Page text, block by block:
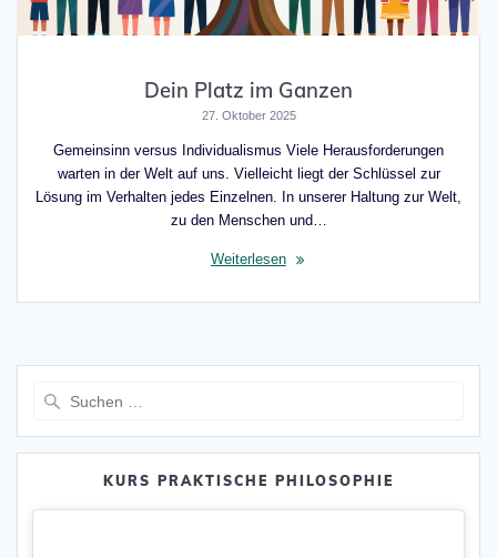
Dein Platz im Ganzen
27. Oktober 2025
Gemeinsinn versus Individualismus Viele Herausforderungen
warten in der Welt auf uns. Vielleicht liegt der Schlüssel zur
Lösung im Verhalten jedes Einzelnen. In unserer Haltung zur Welt,
zu den Menschen und…
Weiterlesen
KURS PRAKTISCHE PHILOSOPHIE